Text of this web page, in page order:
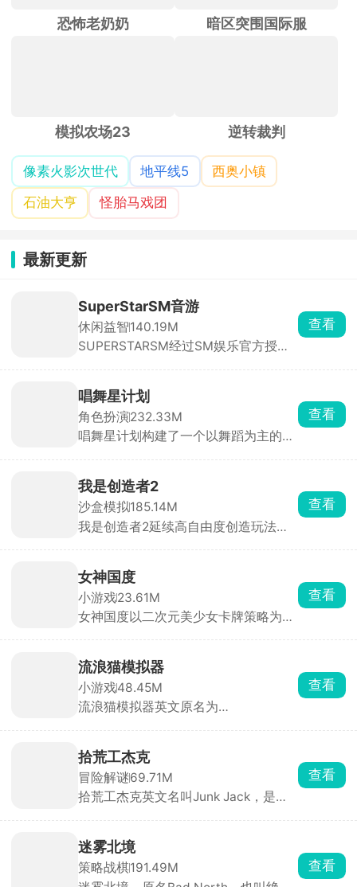
恐怖老奶奶 暗区突围国际服
模拟农场23 逆转裁判
像素火影次世代 地平线5
西奥小镇
石油大亨
怪胎马戏团
最新更新
SuperStarSM音游
休闲益智140.19M
SUPERSTARSM经过SM娱乐官方授
到判定线的瞬间点击屏幕完成击打，精
准敲击即可积累分数、推进曲目演奏。
除此之外，游戏还搭载了完整的闯关养
成体系与实时PK竞技两大核心系统。满
查看
唱舞星计划
角色扮演232.33M
唱舞星计划构建了一个以舞蹈为主的幻
衣服，用跳舞的方式与其他玩家同台竞
技，提升自己的艺术品鉴能力和身体灵
活性。游戏中有大量的音乐曲库，环境
也可以自由探索，努力成为你心目中的
查看
我是创造者2
沙盒模拟185.14M
我是创造者2延续高自由度创造玩法并
造者，踏入一片由立体像素方块搭建而
成的广袤开放世界，把脑海中的构想变
为可触摸、可漫游、可欣赏的专属像素
世界，让创造的乐趣与成就感被无限放
查看
女神国度
小游戏23.61M
女神国度以二次元美少女卡牌策略为主
女，她们外貌各异、技能定位不同，可
自由搭配阵容释放全力。游戏主打放置
闯关自动战斗，支持跳过战斗与离线挂
机，解放双手轻松养成。
查看
流浪猫模拟器
小游戏48.45M
流浪猫模拟器英文原名为
只渺小的流浪猫咪，置身于繁华却又危
机四伏的城市之中，体验颠沛流离、步
步惊心的流浪生活。
查看
拾荒工杰克
冒险解谜69.71M
拾荒工杰克英文名叫Junk Jack，是一
星之间穿梭旅行，收集材料、捕鱼、养
牲畜、栽花、打怪、建住所，一切全靠
双手创造。玩法涵盖手工制作、烹调食
查看
迷雾北境
策略战棋191.49M
查看